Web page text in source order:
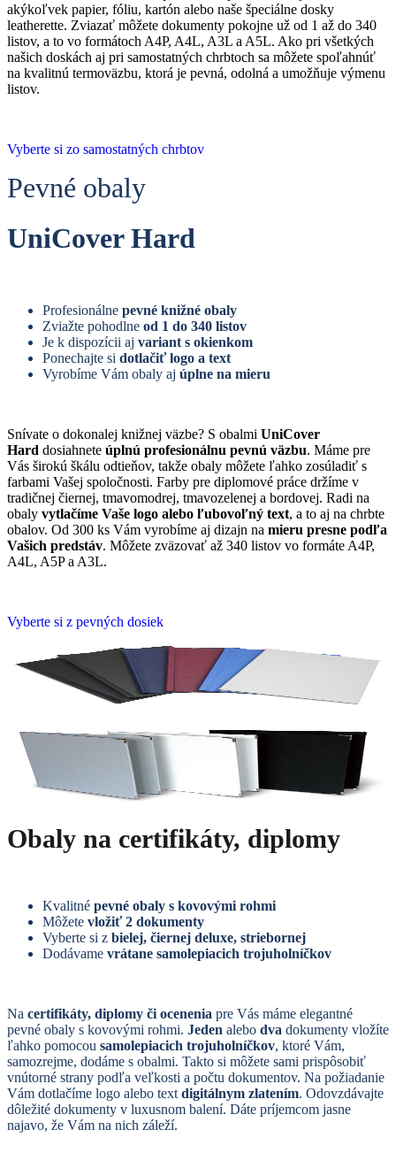
akýkoľvek papier, fóliu, kartón alebo naše špeciálne dosky
leatherette. Zviazať môžete dokumenty pokojne už od 1 až do 340
listov, a to vo formátoch A4P, A4L, A3L a A5L. Ako pri všetkých
našich doskách aj pri samostatných chrbtoch sa môžete spoľahnúť
na kvalitnú termoväzbu, ktorá je pevná, odolná a umožňuje výmenu
listov.
Vyberte si zo samostatných chrbtov
Pevné obaly
UniCover Hard
Profesionálne pevné knižné obaly
Zviažte pohodlne od 1 do 340 listov
Je k dispozícii aj variant s okienkom
Ponechajte si dotlačiť logo a text
Vyrobíme Vám obaly aj úplne na mieru
Snívate o dokonalej knižnej väzbe? S obalmi UniCover
Hard dosiahnete úplnú profesionálnu pevnú väzbu. Máme pre
Vás širokú škálu odtieňov, takže obaly môžete ľahko zosúladiť s
farbami Vašej spoločnosti. Farby pre diplomové práce držíme v
tradičnej čiernej, tmavomodrej, tmavozelenej a bordovej. Radi na
obaly vytlačíme Vaše logo alebo ľubovoľný text, a to aj na chrbte
obalov. Od 300 ks Vám vyrobíme aj dizajn na mieru presne podľa
Vašich predstáv. Môžete zväzovať až 340 listov vo formáte A4P,
A4L, A5P a A3L.
Vyberte si z pevných dosiek
Obaly na certifikáty, diplomy
Kvalitné pevné obaly s kovovými rohmi
Môžete vložiť 2 dokumenty
Vyberte si z bielej, čiernej deluxe, striebornej
Dodávame vrátane samolepiacich trojuholníčkov
Na certifikáty, diplomy či ocenenia pre Vás máme elegantné
pevné obaly s kovovými rohmi. Jeden alebo dva dokumenty vložíte
ľahko pomocou samolepiacich trojuholníčkov, ktoré Vám,
samozrejme, dodáme s obalmi. Takto si môžete sami prispôsobiť
vnútorné strany podľa veľkosti a počtu dokumentov. Na požiadanie
Vám dotlačíme logo alebo text digitálnym zlatením. Odovzdávajte
dôležité dokumenty v luxusnom balení. Dáte príjemcom jasne
najavo, že Vám na nich záleží.